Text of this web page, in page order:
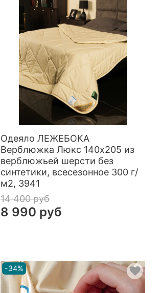
Одеяло ЛЕЖЕБОКА
Верблюжка Люкс 140х205 из
верблюжьей шерсти без
синтетики, всесезонное 300 г/
м2, 3941
14 400 руб
8 990 руб
-34%